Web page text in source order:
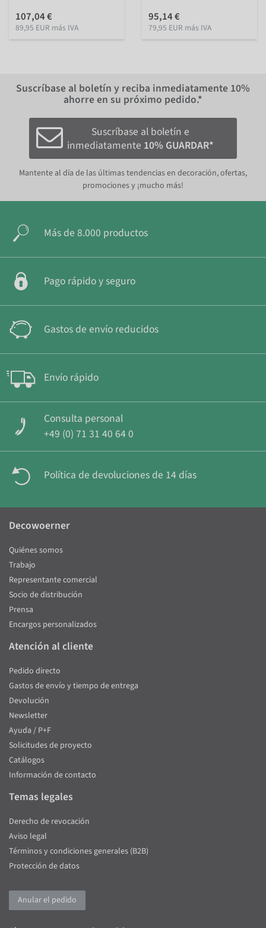
107,04 €
89,95 EUR más IVA
95,14 €
79,95 EUR más IVA
Suscríbase al boletín y reciba inmediatamente 10%
ahorre en su próximo pedido.*
Suscríbase al boletín e
inmediatamente 10% GUARDAR*
Mantente al día de las últimas tendencias en decoración, ofertas,
promociones y ¡mucho más!
Más de 8.000 productos
Pago rápido y seguro
Gastos de envío reducidos
Envío rápido
Consulta personal
+49 (0) 71 31 40 64 0
Política de devoluciones de 14 días
Decowoerner
Quiénes somos
Trabajo
Representante comercial
Socio de distribución
Prensa
Encargos personalizados
Atención al cliente
Pedido directo
Gastos de envío y tiempo de entrega
Devolución
Newsletter
Ayuda / P+F
Solicitudes de proyecto
Catálogos
Información de contacto
Temas legales
Derecho de revocación
Aviso legal
Términos y condiciones generales (B2B)
Protección de datos
Anular el pedido